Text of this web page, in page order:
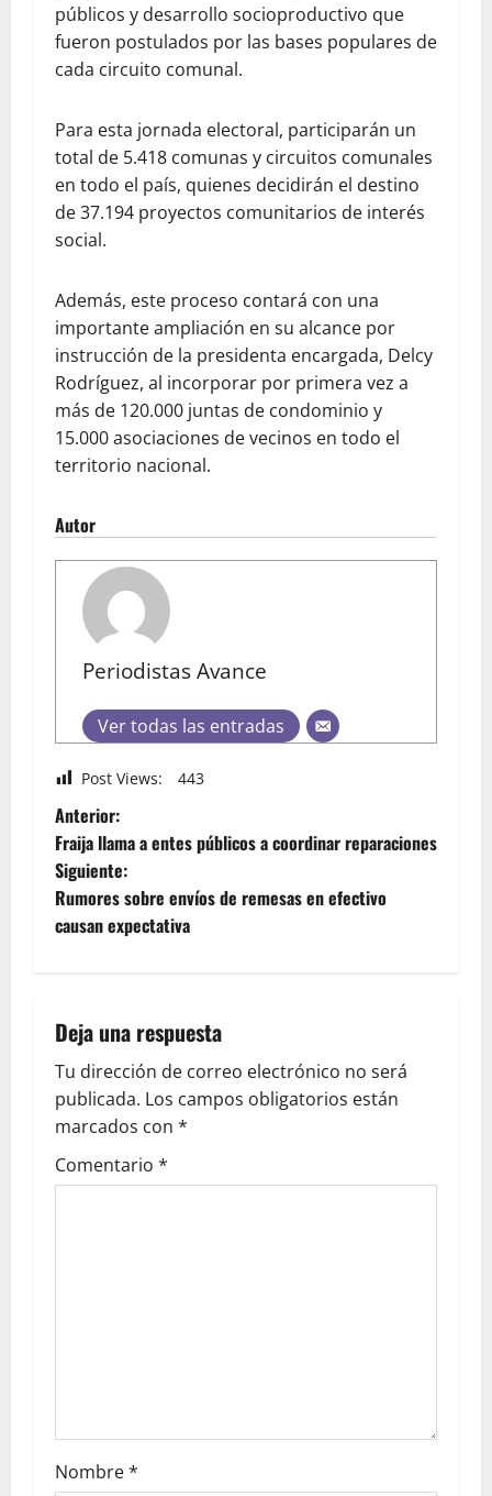
públicos y desarrollo socioproductivo que
fueron postulados por las bases populares de
cada circuito comunal.
Para esta jornada electoral, participarán un
total de 5.418 comunas y circuitos comunales
en todo el país, quienes decidirán el destino
de 37.194 proyectos comunitarios de interés
social.
Además, este proceso contará con una
importante ampliación en su alcance por
instrucción de la presidenta encargada, Delcy
Rodríguez, al incorporar por primera vez a
más de 120.000 juntas de condominio y
15.000 asociaciones de vecinos en todo el
territorio nacional.
Autor
Periodistas Avance
Ver todas las entradas
Post Views: 443
Anterior:
Fraija llama a entes públicos a coordinar reparaciones
Siguiente:
Rumores sobre envíos de remesas en efectivo
causan expectativa
Deja una respuesta
Tu dirección de correo electrónico no será
publicada. Los campos obligatorios están
marcados con *
Comentario *
Nombre*